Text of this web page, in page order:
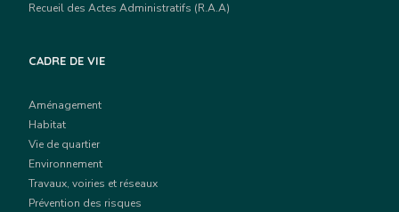
Recueil des Actes Administratifs (R.A.A)
CADRE DE VIE
Aménagement
Habitat
Vie de quartier
Environnement
Travaux, voiries et réseaux
Prévention des risques